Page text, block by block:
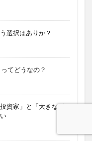
選択はありか？
てどうなの？
資家」と「大きなボ